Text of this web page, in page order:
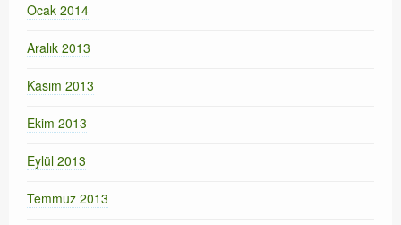
Ocak 2014
Aralık 2013
Kasım 2013
Ekim 2013
Eylül 2013
Temmuz 2013